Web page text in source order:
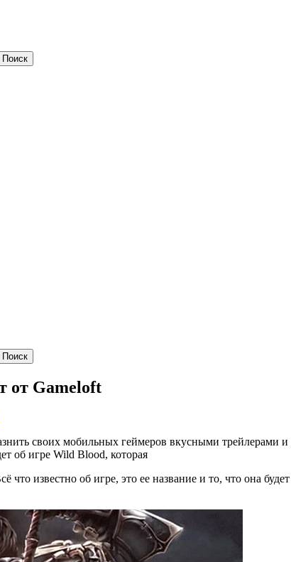
от Gameloft
своих мобильных геймеров вкусными трейлерами
об игре Wild Blood, которая
что известно об игре, это ее название и то, что она